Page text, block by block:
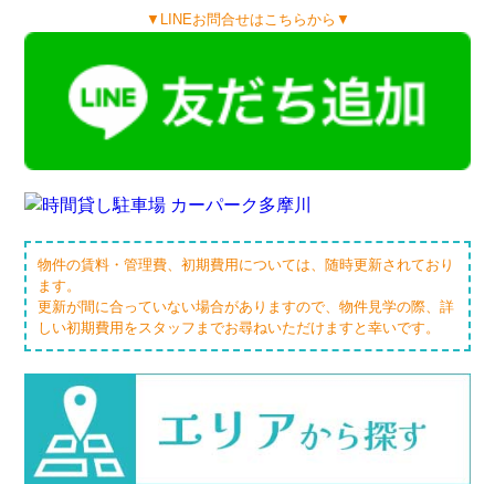
▼LINEお問合せはこちらから▼
物件の賃料・管理費、初期費用については、随時更新されており
ます。
更新が間に合っていない場合がありますので、物件見学の際、詳
しい初期費用をスタッフまでお尋ねいただけますと幸いです。